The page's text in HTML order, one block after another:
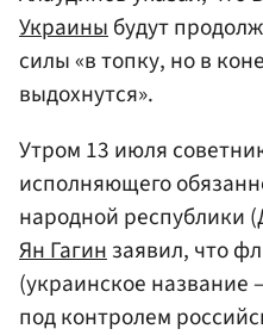
Украиныбудут
силы «в топку, но в
выдохнутся».
Утром 13 июля
исполняющего
народной республики
Ян Гагинзаявил, что
(украинское название
под контролем